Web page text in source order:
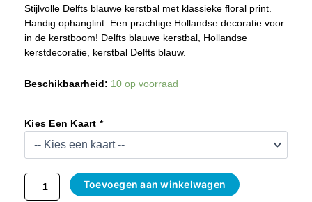
Stijlvolle Delfts blauwe kerstbal met klassieke floral print.
Handig ophanglint. Een prachtige Hollandse decoratie voor
in de kerstboom! Delfts blauwe kerstbal, Hollandse
kerstdecoratie, kerstbal Delfts blauw.
Beschikbaarheid: 10 op voorraad
Kies Een Kaart *
–
Luxe
Kerstdecoratie
Toevoegen aan winkelwagen